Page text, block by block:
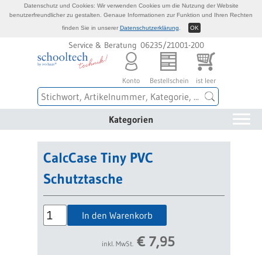
Service & Beratung 06235/21001-200
Konto Bestellschein ist leer
Kategorien
CalcCase Tiny PVC
Schutztasche
In den Warenkorb
inkl. MwSt. € 7,95
Datenschutz und Cookies: Wir verwenden Cookies um die Nutzung der Website
benutzerfreundlicher zu gestalten. Genaue Informationen zur Funktion und Ihren Rechten
finden Sie in unserer Datenschutzerklärung OK